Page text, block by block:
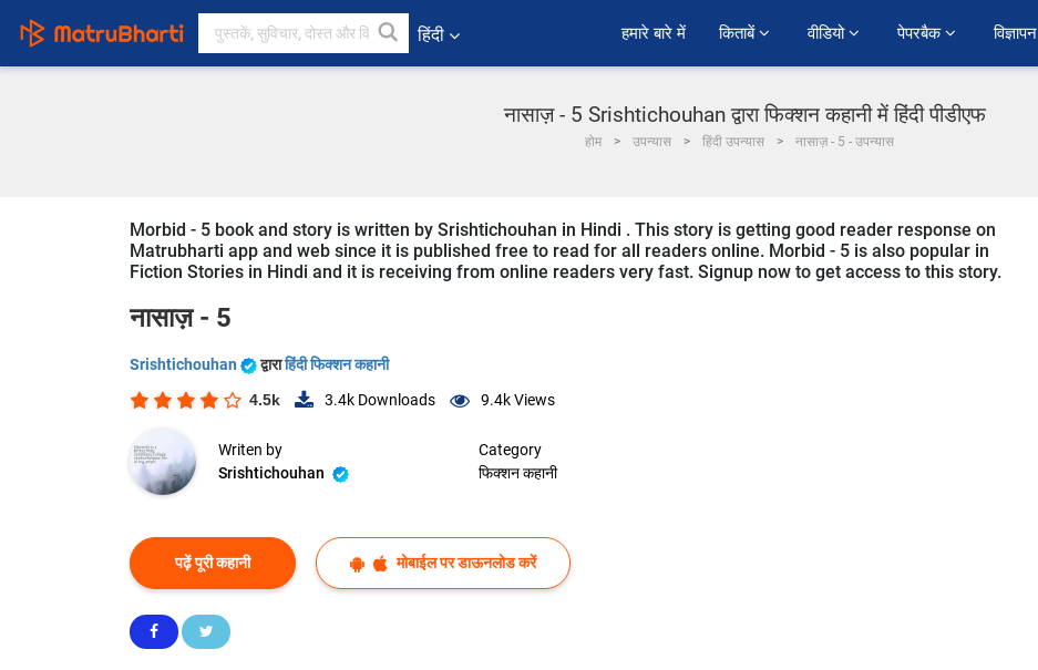
हिंदी हमारे बारे में किताबें वीडियो पेपरबैक विज्ञापन
नासाज़ - 5 Srishtichouhan द्वारा फिक्शन कहानी में हिंदी पीडीएफ
होम उपन्यास हिंदी उपन्यास नासाज़ - 5 - उपन्यास
Morbid - 5 book and story is written by Srishtichouhan in Hindi . This story is getting good reader response on
Matrubharti app and web since it is published free to read for all readers online. Morbid - 5 is also popular in
Fiction Stories in Hindi and it is receiving from online readers very fast. Signup now to get access to this story.
नासाज़ - 5
Srishtichouhan द्वाराहिंदी फिक्शन कहानी
4.5k 3.4k Downloads 9.4kViews
Writen by
Srishtichouhan
Category
फिक्शन कहानी
पढ़ें पूरी कहानी मोबाईल पर डाऊनलोड करें